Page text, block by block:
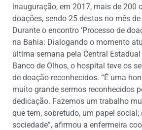
inauguração, em 2017, mais de 200
doações, sendo 25 destas no mês
Durante o encontro ‘Processo de
na Bahia: Dialogando o momento
última semana pela Central
Banco de Olhos, o hospital teve os
de doação reconhecidos. “É uma
muito grande sermos reconhecidos
dedicação. Fazemos um trabalho
que tem, sobretudo, um papel social;
sociedade”, afirmou a enfermeira